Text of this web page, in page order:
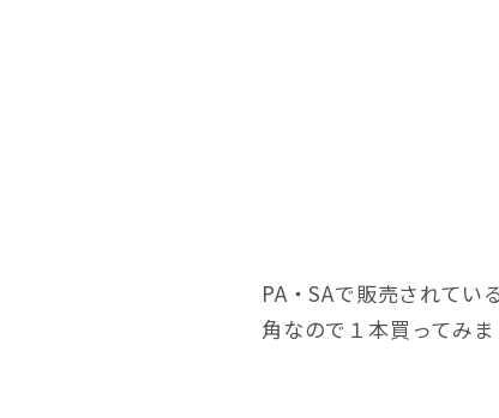
PA・SAで販売されて
角なので１本買ってみま